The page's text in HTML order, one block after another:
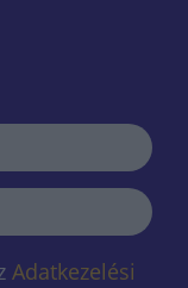
Adatkezelési